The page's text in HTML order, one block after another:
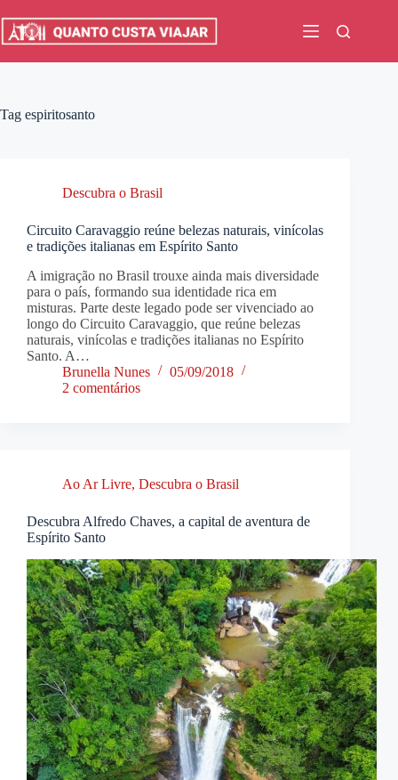
para
Tag espiritosanto
Descubra o Brasil
Circuito Caravaggio reúne belezas naturais, vinícolas
e tradições italianas em Espírito Santo
A imigração no Brasil trouxe ainda mais diversidade
para o país, formando sua identidade rica em
misturas. Parte deste legado pode ser vivenciado ao
longo do Circuito Caravaggio, que reúne belezas
naturais, vinícolas e tradições italianas no Espírito
Santo. A…
Brunella Nunes
05/09/2018
2 comentários
Ao Ar Livre, Descubra o Brasil
Descubra Alfredo Chaves, a capital de aventura de
Espírito Santo